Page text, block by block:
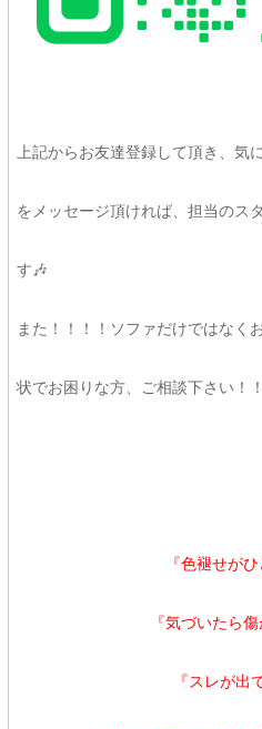
上記からお友達登録して頂き、気
をメッセージ頂ければ、担当のス
す🎶
また！！！！ソファだけではなく
状でお困りな方、ご相談下さい！！
『色褪せがひ
『気づいたら傷
『スレが出